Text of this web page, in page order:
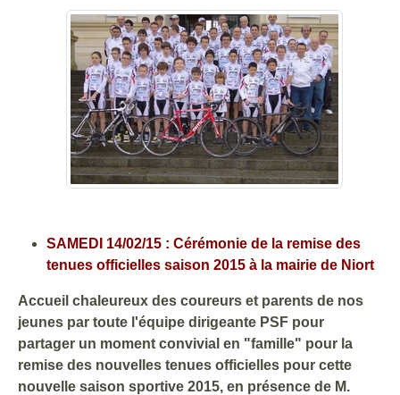
SAMEDI 14/02/15 : Cérémonie de la remise des
tenues officielles saison 2015 à la mairie de Niort
Accueil chaleureux des coureurs et parents de nos
jeunes par toute l'équipe dirigeante PSF pour
partager un moment convivial en "famille" pour la
remise des nouvelles tenues officielles pour cette
nouvelle saison sportive 2015, en présence de M.